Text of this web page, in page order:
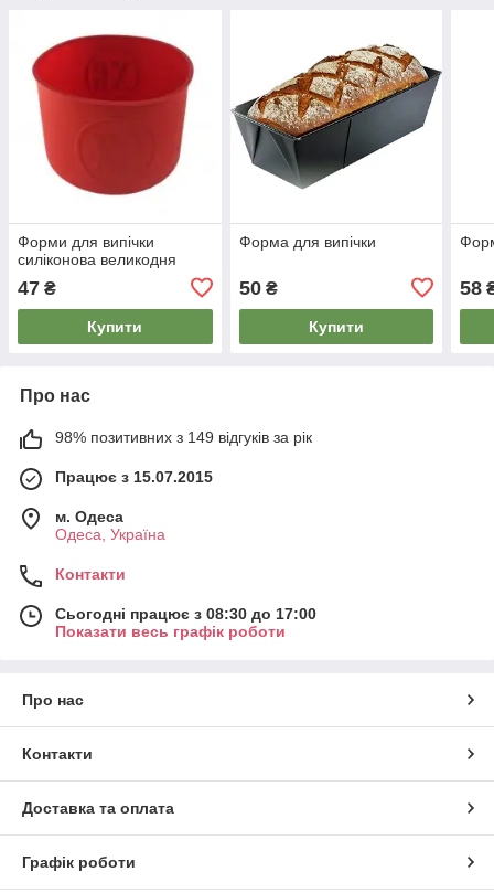
Форми для випічки
силіконова великодня
47 ₴
Купити
Форма для випічки
50₴
Купити
58
Про нас
98% позитивних з 149 відгуків за рік
Працює з 15.07.2015
м. Одеса
Одеса, Україна
Контакти
Сьогодні працює з 08:30 до 17:00
Показати весь графік роботи
Про нас
Контакти
Доставка та оплата
Графік роботи